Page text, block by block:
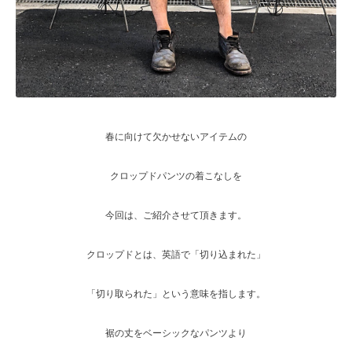
春に向けて欠かせないアイテムの
クロップドパンツの着こなしを
今回は、ご紹介させて頂きます。
クロップドとは、英語で「切り込まれた」
「切り取られた」という意味を指します。
裾の丈をベーシックなパンツより